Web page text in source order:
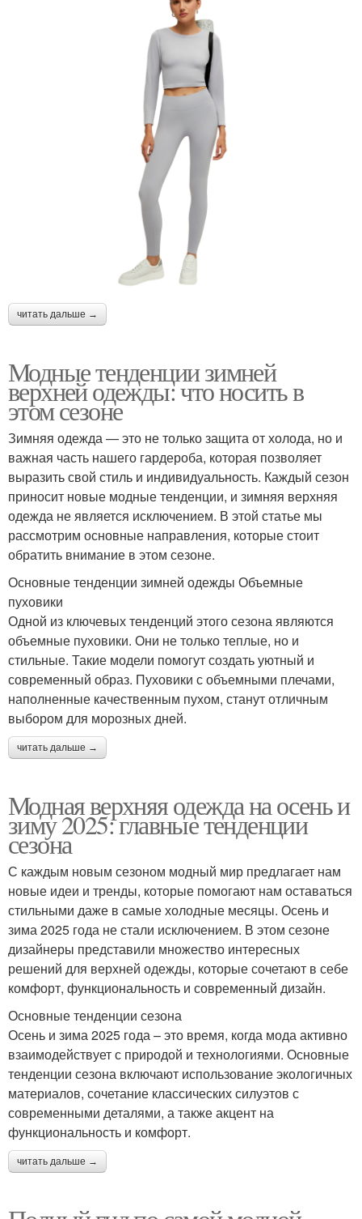
читать дальше →
Модные тенденции зимней
верхней одежды: что носить в
этом сезоне
Зимняя одежда — это не только защита от холода, но и
важная часть нашего гардероба, которая позволяет
выразить свой стиль и индивидуальность. Каждый сезон
приносит новые модные тенденции, и зимняя верхняя
одежда не является исключением. В этой статье мы
рассмотрим основные направления, которые стоит
обратить внимание в этом сезоне.
Основные тенденции зимней одежды Объемные
пуховики
Одной из ключевых тенденций этого сезона являются
объемные пуховики. Они не только теплые, но и
стильные. Такие модели помогут создать уютный и
современный образ. Пуховики с объемными плечами,
наполненные качественным пухом, станут отличным
выбором для морозных дней.
читать дальше →
Модная верхняя одежда на осень и
зиму 2025: главные тенденции
сезона
С каждым новым сезоном модный мир предлагает нам
новые идеи и тренды, которые помогают нам оставаться
стильными даже в самые холодные месяцы. Осень и
зима 2025 года не стали исключением. В этом сезоне
дизайнеры представили множество интересных
решений для верхней одежды, которые сочетают в себе
комфорт, функциональность и современный дизайн.
Основные тенденции сезона
Осень и зима 2025 года – это время, когда мода активно
взаимодействует с природой и технологиями. Основные
тенденции сезона включают использование экологичных
материалов, сочетание классических силуэтов с
современными деталями, а также акцент на
функциональность и комфорт.
читать дальше →